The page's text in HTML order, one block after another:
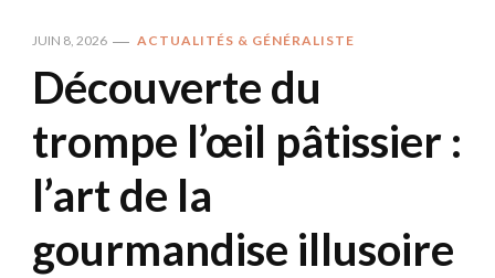
JUIN 8, 2026 ACTUALITÉS & GÉNÉRALISTE
Découverte du
trompe l’œil pâtissier :
l’art de la
gourmandise illusoire